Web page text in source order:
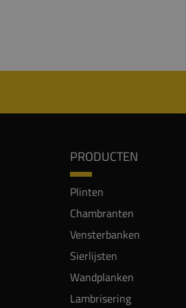
PRODUCTEN
Plinten
Chambranten
Vensterbanken
Sierlijsten
Wandplanken
Lambrisering